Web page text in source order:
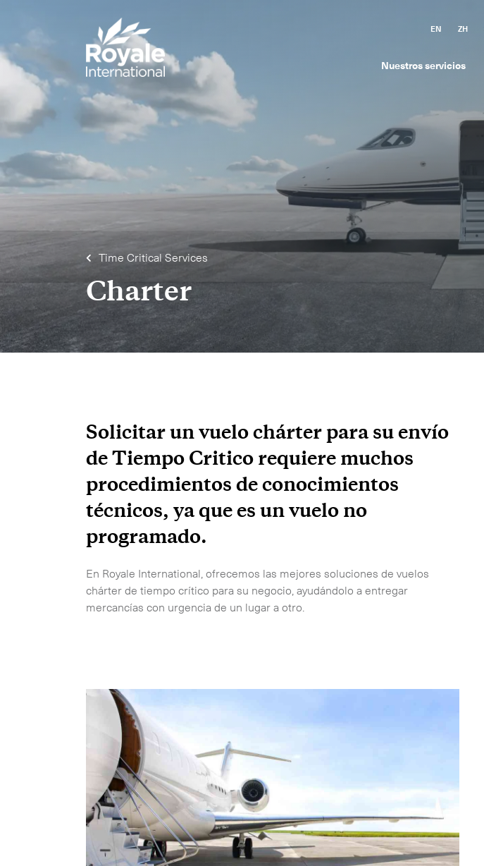
EN ZH
Nuestros servicios
Time Critical Services
Charter
Solicitar un vuelo chárter para su envío
de Tiempo Critico requiere muchos
procedimientos de conocimientos
técnicos, ya que es un vuelo no
programado.
En Royale International, ofrecemos las mejores soluciones de vuelos
chárter de tiempo crítico para su negocio, ayudándolo a entregar
mercancías con urgencia de un lugar a otro.